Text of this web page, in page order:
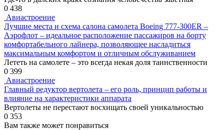
0 438
Авиастроение
Лучшие места и схема салона самолета Boeing 777-300ER –
Аэрофлот – идеальное расположение пассажиров на борту
комфортабельного лайнера, позволяющее насладиться
максимальным комфортом и отличным обслуживанием
Лететь на самолете – это всегда некая доля таинственности
0 399
Авиастроение
Главный редуктор вертолета – его роль, принцип работы и
влияние на характеристики аппарата
Вертолеты не перестают восхищать своей уникальностью
0 353
Вам также может понравиться